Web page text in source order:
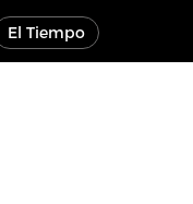
El Tiempo